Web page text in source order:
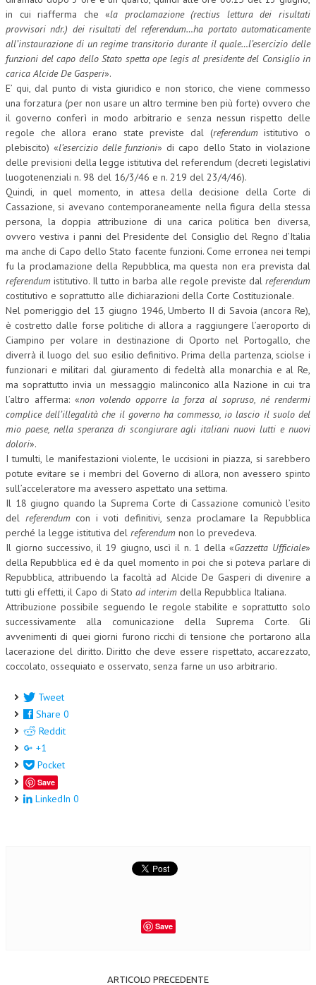
in cui riafferma che «la proclamazione (rectius lettura dei risultati
provvisori ndr.) dei risultati del referendum…ha portato automaticamente
all’instaurazione di un regime transitorio durante il quale…l’esercizio delle
funzioni del capo dello Stato spetta ope legis al presidente del Consiglio in
carica Alcide De Gasperi».
E’ qui, dal punto di vista giuridico e non storico, che viene commesso
una forzatura (per non usare un altro termine ben più forte) ovvero che
il governo conferì in modo arbitrario e senza nessun rispetto delle
regole che allora erano state previste dal (referendumistitutivo o
plebiscito) «l’esercizio delle funzioni» di capo dello Stato in violazione
delle previsioni della legge istitutiva del referendum (decreti legislativi
luogotenenziali n. 98 del 16/3/46 e n. 219 del 23/4/46).
Quindi, in quel momento, in attesa della decisione della Corte di
Cassazione, si avevano contemporaneamente nella figura della stessa
persona, la doppia attribuzione di una carica politica ben diversa,
ovvero vestiva i panni del Presidente del Consiglio del Regno d’Italia
ma anche di Capo dello Stato facente funzioni. Come erronea nei tempi
fu la proclamazione della Repubblica, ma questa non era prevista dal
referendum istitutivo. Il tutto in barba alle regole previste dal referendum
costitutivo e soprattutto alle dichiarazioni della Corte Costituzionale.
Nel pomeriggio del 13 giugno 1946, Umberto II di Savoia (ancora Re),
è costretto dalle forse politiche di allora a raggiungere l’aeroporto di
Ciampino per volare in destinazione di Oporto nel Portogallo, che
diverrà il luogo del suo esilio definitivo. Prima della partenza, sciolse i
funzionari e militari dal giuramento di fedeltà alla monarchia e al Re,
ma soprattutto invia un messaggio malinconico alla Nazione in cui tra
l’altro afferma: «non volendo opporre la forza al sopruso, né rendermi
complice dell’illegalità che il governo ha commesso, io lascio il suolo del
mio paese, nella speranza di scongiurare agli italiani nuovi lutti e nuovi
dolori».
I tumulti, le manifestazioni violente, le uccisioni in piazza, si sarebbero
potute evitare se i membri del Governo di allora, non avessero spinto
sull’acceleratore ma avessero aspettato una settima.
Il 18 giugno quando la Suprema Corte di Cassazione comunicò l’esito
del referendumcon i voti definitivi, senza proclamare la Repubblica
perché la legge istitutiva del referendum non lo prevedeva.
Il giorno successivo, il 19 giugno, uscì il n. 1 della «Gazzetta Ufficiale»
della Repubblica ed è da quel momento in poi che si poteva parlare di
Repubblica, attribuendo la facoltà ad Alcide De Gasperi di divenire a
tutti gli effetti, il Capo di Stato ad interim della Repubblica Italiana.
Attribuzione possibile seguendo le regole stabilite e soprattutto solo
successivamente alla comunicazione della Suprema Corte. Gli
avvenimenti di quei giorni furono ricchi di tensione che portarono alla
lacerazione del diritto. Diritto che deve essere rispettato, accarezzato,
coccolato, ossequiato e osservato, senza farne un uso arbitrario.
Tweet
Share 0
Reddit
+1
Pocket
Save
LinkedIn 0
Save
ARTICOLO PRECEDENTE